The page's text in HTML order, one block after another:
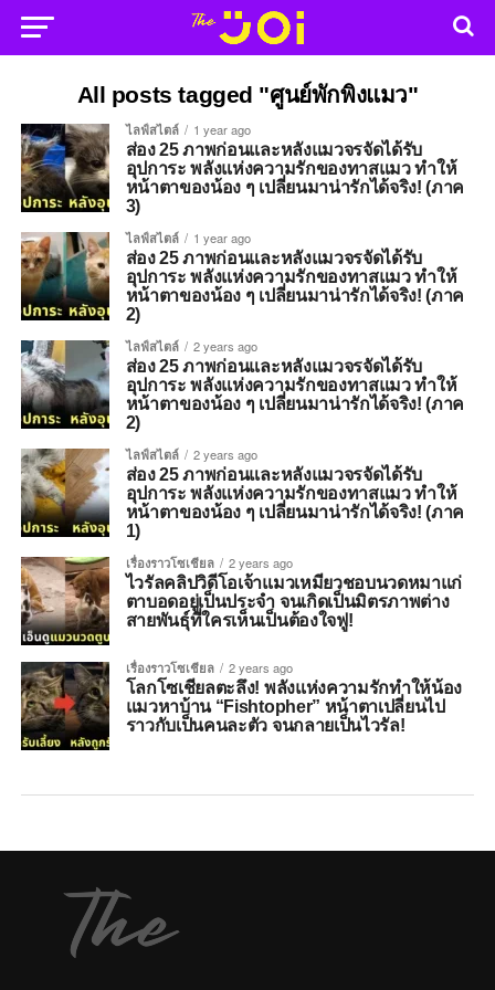
All posts tagged "ศูนย์พักพิงแมว"
ไลฟ์สไตล์ 1 year ago
ส่อง 25 ภาพก่อนและหลังแมวจรจัดได้รับ
อุปการะ พลังแห่งความรักของทาสแมว ทำให้
หน้าตาของน้อง ๆ เปลี่ยนมาน่ารักได้จริง! (ภาค
3)
ไลฟ์สไตล์ 1 year ago
ส่อง 25 ภาพก่อนและหลังแมวจรจัดได้รับ
อุปการะ พลังแห่งความรักของทาสแมว ทำให้
หน้าตาของน้อง ๆ เปลี่ยนมาน่ารักได้จริง! (ภาค
2)
ไลฟ์สไตล์ 2 years ago
ส่อง 25 ภาพก่อนและหลังแมวจรจัดได้รับ
อุปการะ พลังแห่งความรักของทาสแมว ทำให้
หน้าตาของน้อง ๆ เปลี่ยนมาน่ารักได้จริง! (ภาค
2)
ไลฟ์สไตล์ 2 years ago
ส่อง 25 ภาพก่อนและหลังแมวจรจัดได้รับ
อุปการะ พลังแห่งความรักของทาสแมว ทำให้
หน้าตาของน้อง ๆ เปลี่ยนมาน่ารักได้จริง! (ภาค
1)
เรื่องราวโซเชียล 2 years ago
ไวรัลคลิปวิดีโอเจ้าแมวเหมียวชอบนวดหมาแก่
ตาบอดอยู่เป็นประจำ จนเกิดเป็นมิตรภาพต่าง
สายพันธุ์ที่ใครเห็นเป็นต้องใจฟู!
เรื่องราวโซเชียล 2 years ago
โลกโซเชียลตะลึง! พลังแห่งความรักทำให้น้อง
แมวหาบ้าน “Fishtopher” หน้าตาเปลี่ยนไป
ราวกับเป็นคนละตัว จนกลายเป็นไวรัล!